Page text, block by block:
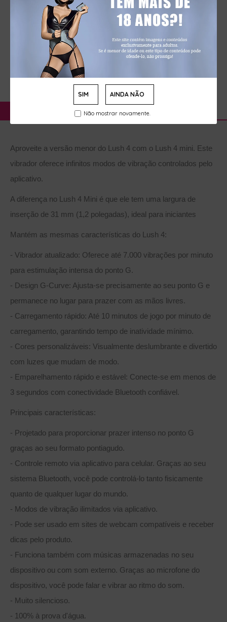
SIM AINDA NÃO
Não mostrar novamente.
Sem publicidade nem etiquetas, uma simples caixa de
cartão enviada em nome próprio.
Aproveite a versão menor do Lush 4 com o Lush 4 mini. Este
vibrador oferece infinitos modos de vibração controlados pelo
aplicativo.
A diferença no Lush 4 Mini é que ele tem uma largura de
inserção de 31 mm (1,2 polegadas), ideal para iniciantes
Mantém as mesmas características do Lush 4:
- Vibrador atualizado: Oferece até 7.000 vibrações por minuto
para estimulação intensa do ponto G.
- Design G-Curve: Ajusta-se precisamente ao seu ponto G e
permanece no lugar para prazer com as mãos livres.
- Carregamento rápido: Até 10 minutos de jogo por minuto de
carregamento, garantindo tempo de inatividade mínimo.
- Cores personalizáveis: Visualmente deslumbrante e divertido
com luzes que mudam de modo.
- Emparelhamento rápido e estável: Conecte-se em menos de
3 segundos com conectividade Bluetooth confiável.
Principais características:
- Projetado para proporcionar prazer intenso no ponto G
graças ao seu formato pontiagudo.
- Controle remoto via aplicativo para celular. Graças ao seu
sistema Bluetooth, você pode controlá-lo tanto fisicamente
quanto de qualquer lugar do mundo.
- Modos de vibração ilimitados via aplicativo.
- Pode ser usado em sites de webcam compatíveis e receber
dicas pelo produto.
- Funciona também com músicas armazenadas no seu
dispositivo ou com som externo. Graças ao microfone do
dispositivo, você pode falar e vibrar ao ritmo do som.
- Muito silencioso.
- 100% à prova d'água.